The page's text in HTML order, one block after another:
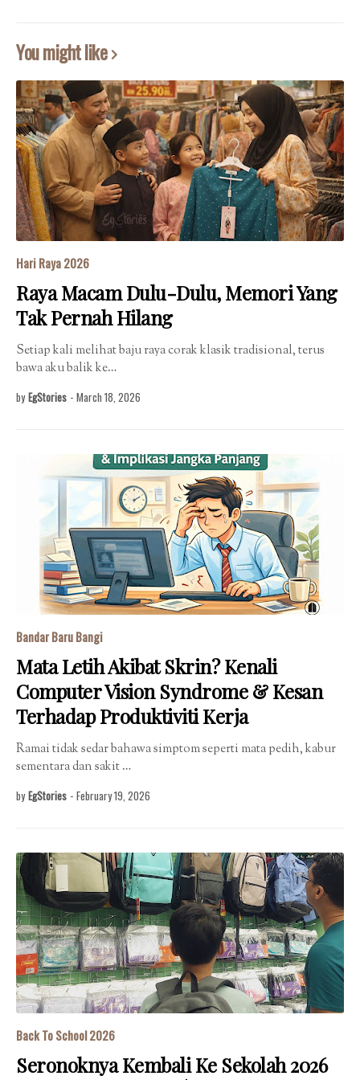
You might like
Hari Raya 2026
Raya Macam Dulu-Dulu, Memori Yang
Tak Pernah Hilang
Setiap kali melihat baju raya corak klasik tradisional, terus
bawa aku balik ke…
by EgStories - March 18, 2026
Bandar Baru Bangi
Mata Letih Akibat Skrin? Kenali
Computer Vision Syndrome & Kesan
Terhadap Produktiviti Kerja
Ramai tidak sedar bahawa simptom seperti mata pedih, kabur
sementara dan sakit …
by EgStories - February 19, 2026
Back To School 2026
Seronoknya Kembali Ke Sekolah 2026